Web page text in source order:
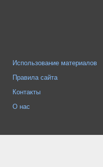
Использование материалов
Правила сайта
Контакты
О нас